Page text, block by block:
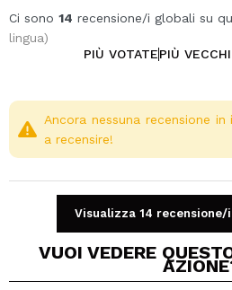
Ci sono 14 recensione/i globali su
lingua)
PIÙ VOTATEPIÙ
Ancora nessuna recensione
a recensire!
Visualizza 14
VUOI VEDERE